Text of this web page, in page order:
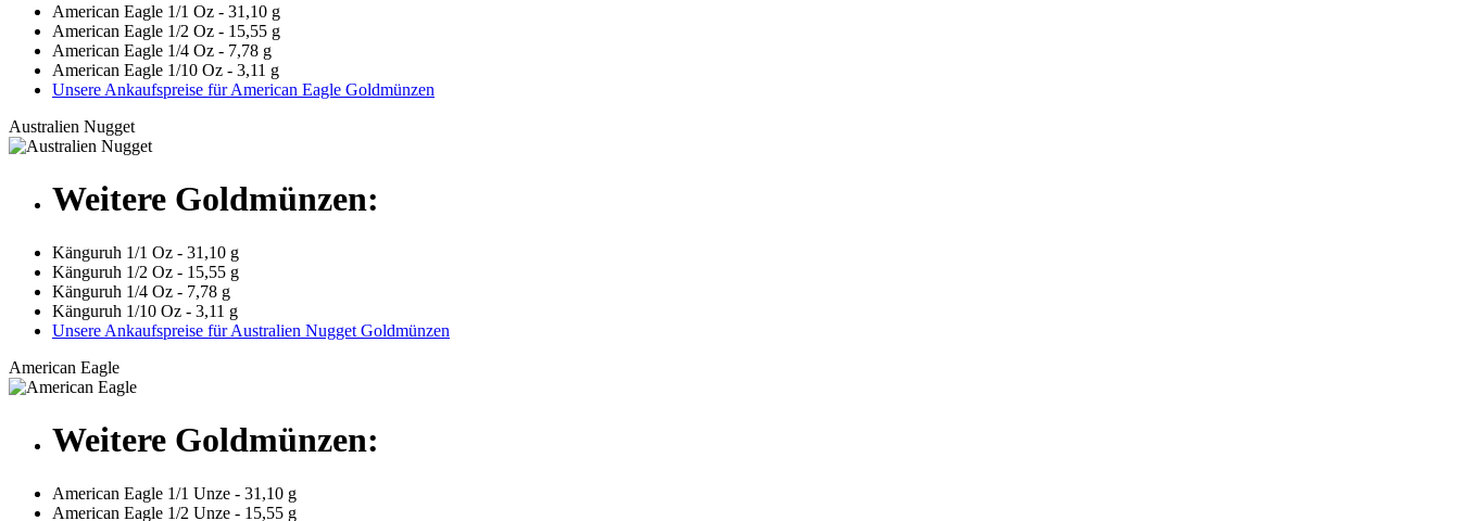
American Eagle 1/1 Oz - 31,10 g
American Eagle 1/2 Oz - 15,55 g
American Eagle 1/4 Oz - 7,78 g
American Eagle 1/10 Oz - 3,11 g
Unsere Ankaufspreise für American Eagle Goldmünzen
Australien Nugget
Weitere Goldmünzen:
Känguruh 1/1 Oz - 31,10 g
Känguruh 1/2 Oz - 15,55 g
Känguruh 1/4 Oz - 7,78 g
Känguruh 1/10 Oz - 3,11 g
Unsere Ankaufspreise für Australien Nugget Goldmünzen
American Eagle
Weitere Goldmünzen:
American Eagle 1/1 Unze - 31,10 g
American Eagle 1/2 Unze - 15,55 g